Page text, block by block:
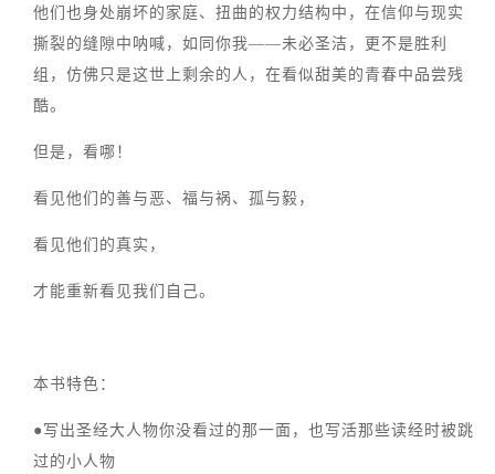
他们也身处崩坏的家庭、扭曲的权力结构中，在信仰与现实
撕裂的缝隙中呐喊，如同你我——未必圣洁，更不是胜利
组，仿佛只是这世上剩余的人，在看似甜美的青春中品尝残
酷。
但是，看哪！
看见他们的善与恶、福与祸、孤与毅，
看见他们的真实，
才能重新看见我们自己。
本书特色：
●写出圣经大人物你没看过的那一面，也写活那些读经时被跳
过的小人物